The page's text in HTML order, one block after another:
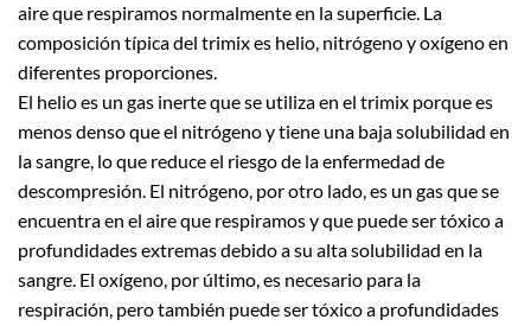
aire que respiramos normalmente en la superficie. La
composición típica del trimix es helio, nitrógeno y oxígeno en
diferentes proporciones.
El helio es un gas inerte que se utiliza en el trimix porque es
menos denso que el nitrógeno y tiene una baja solubilidad en
la sangre, lo que reduce el riesgo de la enfermedad de
descompresión. El nitrógeno, por otro lado, es un gas que se
encuentra en el aire que respiramos y que puede ser tóxico a
profundidades extremas debido a su alta solubilidad en la
sangre. El oxígeno, por último, es necesario para la
respiración, pero también puede ser tóxico a profundidades